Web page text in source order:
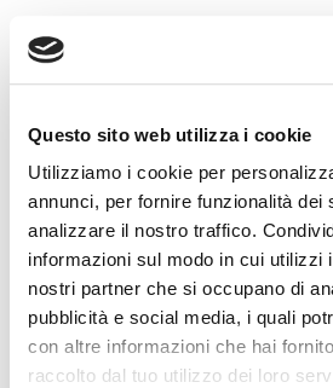
Questo sito web utilizza i cookie
Utilizziamo i cookie per
annunci, per fornire funzionalità dei
analizzare il nostro traffico.
informazioni sul modo in cui utilizzi
nostri partner che si occupano di
pubblicità e social media, i quali
con altre informazioni che hai
raccolto dal tuo utilizzo dei loro
A PANCIA IN SU
SU
A PANCIA IN GIU
La collezione di guanciali
anatomico. Diversi modelli fra cui